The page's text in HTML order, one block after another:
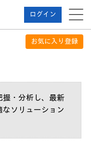
ログイン
お気に入り登録
握・分析し、最新
ソリューション